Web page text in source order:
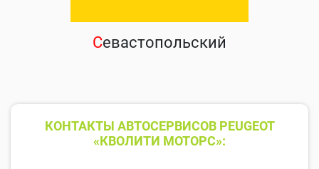
Севастопольский
КОНТАКТЫ АВТОСЕРВИСОВ PEUGEOT
«КВОЛИТИ МОТОРС»: